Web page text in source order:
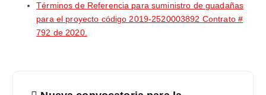
Términos de Referencia para suministro de guadañas
para el proyecto código 2019-2520003892 Contrato #
792 de 2020.